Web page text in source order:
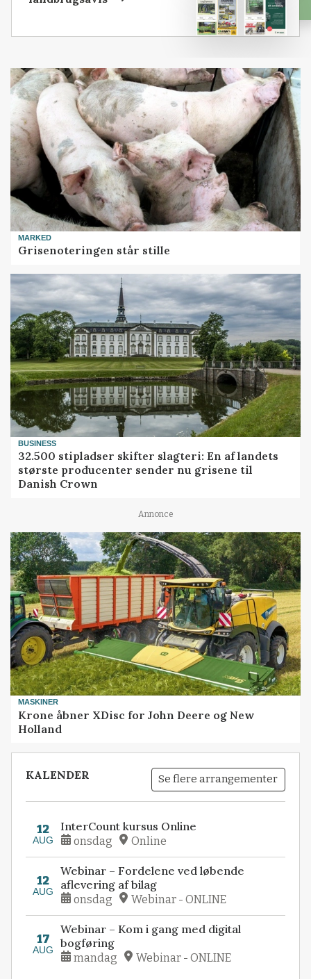
MARKED
Grisenoteringen står stille
BUSINESS
32.500 stipladser skifter slagteri: En af landets
største producenter sender nu grisene til
Danish Crown
Annonce
MASKINER
Krone åbner XDisc for John Deere og New
Holland
KALENDER Se flere arrangementer
12
AUG
InterCount kursus Online
onsdag Online
12
AUG
Webinar – Fordelene ved løbende
aflevering af bilag
onsdag Webinar - ONLINE
17
AUG
Webinar – Kom i gang med digital
bogføring
mandag Webinar - ONLINE